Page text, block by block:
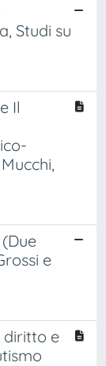
Studi su
Il
e
diritto e